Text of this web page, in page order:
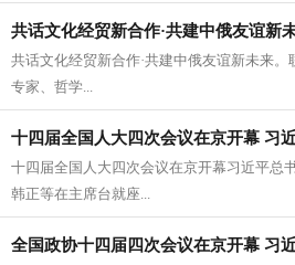
共话文化经贸新合作·共建中俄友谊
彼得堡分会主席团一行到访丝路对话
技企业联盟
共话文化经贸新合作·共建中俄友谊新未来
专家、哲学...
十四届全国人大四次会议在京开幕 习
十四届全国人大四次会议在京开幕习近平总
韩正等在主席台就座...
全国政协十四届四次会议在京开幕 习